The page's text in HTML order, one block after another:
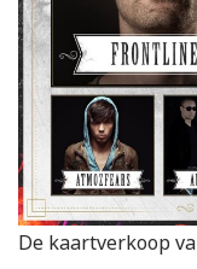
De kaartverkoop